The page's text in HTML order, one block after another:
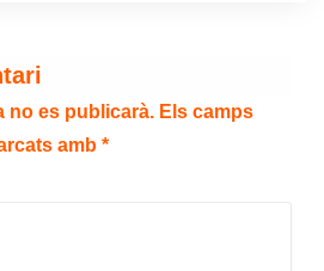
no es publicarà. Els camps
amb *